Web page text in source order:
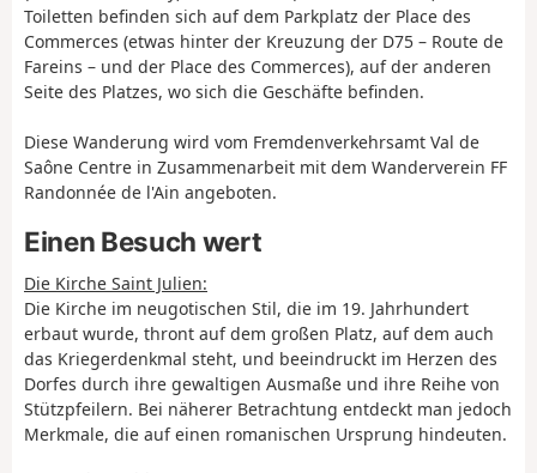
Toiletten befinden sich auf dem Parkplatz der Place des
Commerces (etwas hinter der Kreuzung der D75 – Route de
Fareins – und der Place des Commerces), auf der anderen
Seite des Platzes, wo sich die Geschäfte befinden.
Diese Wanderung wird vom Fremdenverkehrsamt Val de
Saône Centre in Zusammenarbeit mit dem Wanderverein FF
Randonnée de l'Ain angeboten.
Einen Besuch wert
Die Kirche Saint Julien:
Die Kirche im neugotischen Stil, die im 19. Jahrhundert
erbaut wurde, thront auf dem großen Platz, auf dem auch
das Kriegerdenkmal steht, und beeindruckt im Herzen des
Dorfes durch ihre gewaltigen Ausmaße und ihre Reihe von
Stützpfeilern. Bei näherer Betrachtung entdeckt man jedoch
Merkmale, die auf einen romanischen Ursprung hindeuten.